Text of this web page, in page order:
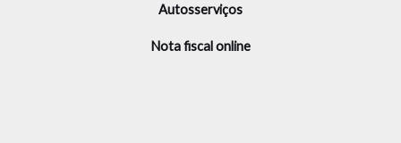
Autosserviços
Nota fiscal online